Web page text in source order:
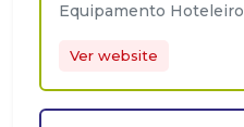
Equipamento
Ver website